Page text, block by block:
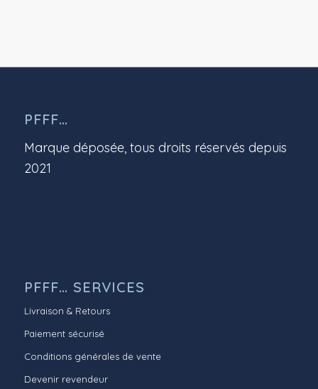
PFFF…
Marque déposée, tous droits réservés depuis
2021
PFFF… SERVICES
Livraison & Retours
Paiement sécurisé
Conditions générales de vente
Devenir revendeur